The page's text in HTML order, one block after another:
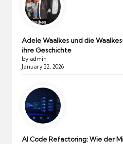
Adele Waalkes und die
ihre Geschichte
by admin
January 22, 2026
AI Code Refactoring: Wie der